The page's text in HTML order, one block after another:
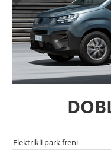
Elektrikli park freni